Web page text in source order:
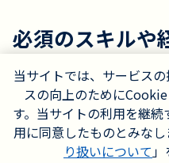
必須のスキルや
依頼をしてくれた担当
ーと、しっかりコミュニ
しています。
当サイトでは、サービス
スの向上のために
す。当サイトの利用を継
用に同意したものとみな
り扱いについて」